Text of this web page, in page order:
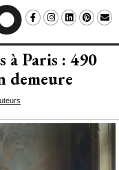
à Paris : 490
demeure